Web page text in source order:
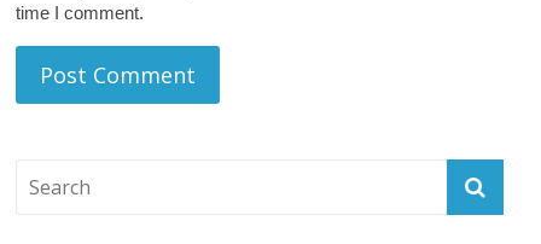
time I comment.